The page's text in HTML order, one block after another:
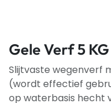
Gele Verf 5 KG
Slijtvaste wegenverf
(wordt effectief
op waterbasis hecht